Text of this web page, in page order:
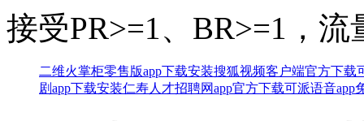
接受PR>=1、BR>=1，
二维火掌柜零售版app下载安装搜狐视频客户端官方下载
剧app下载安装仁寿人才招聘网app官方下载可派语音app